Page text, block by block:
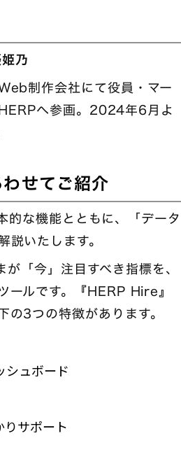
乃
制作会社にて役員・マー
へ参画。2024年6月よ
せてご紹介
な機能とともに、「データ
いたします。
「今」注目すべき指標を、
ールです。『HERP Hire』
3つの特徴があります。
シュボード
サポート